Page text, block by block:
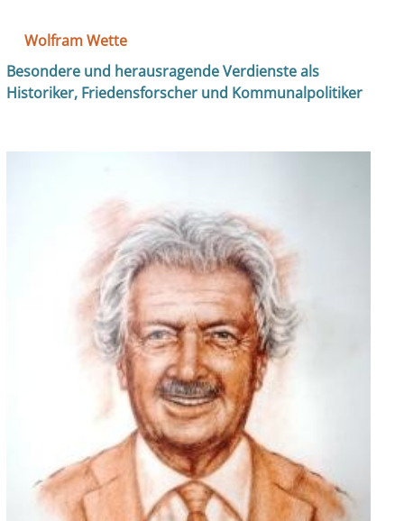
Wolfram Wette
Besondere und herausragende Verdienste als
Historiker, Friedensforscher und Kommunalpolitiker